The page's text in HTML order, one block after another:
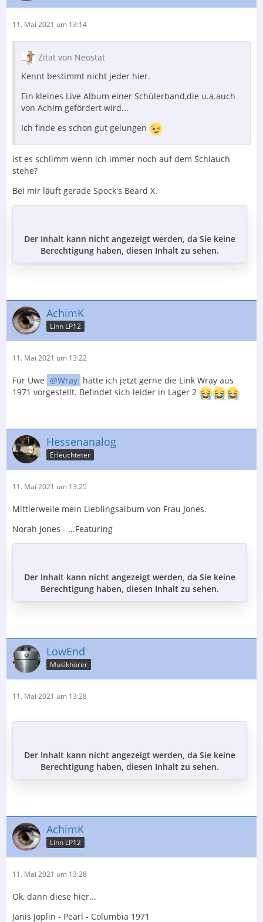
11. Mai 2021 um 13:14
Zitat von Neostat
Kennt bestimmt nicht jeder hier.
Ein kleines Live Album einer Schülerband,die u.a.auch
von Achim gefördert wird...
Ich finde es schon gut gelungen
ist es schlimm wenn ich immer noch auf dem Schlauch
stehe?
Bei mir läuft gerade Spock's Beard X.
Der Inhalt kann nicht angezeigt werden, da Sie keine
Berechtigung haben, diesen Inhalt zu sehen.
AchimK
Linn LP12
11. Mai 2021 um 13:22
Für Uwe Wray hätte ich jetzt gerne die Link Wray aus
1971 vorgestellt. Befindet sich leider in Lager 2
Hessenanalog
Erleuchteter
11. Mai 2021 um 13:25
Mittlerweile mein Lieblingsalbum von Frau Jones.
Norah Jones - ...Featuring
Der Inhalt kann nicht angezeigt werden, da Sie keine
Berechtigung haben, diesen Inhalt zu sehen.
LowEnd
Musikhörer
11. Mai 2021 um 13:28
Der Inhalt kann nicht angezeigt werden, da Sie keine
Berechtigung haben, diesen Inhalt zu sehen.
AchimK
Linn LP12
11. Mai 2021 um 13:28
Ok, dann diese hier...
Janis Joplin - Pearl - Columbia 1971